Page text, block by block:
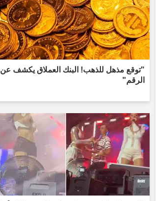
"توقع مذهل للذهب! البنك العملاق يكشف عن
الرقم"